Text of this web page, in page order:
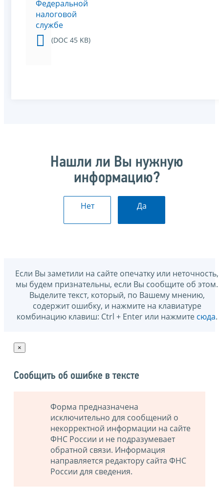
Федеральной
налоговой
службе
(DOC 45 KB)
Нашли ли Вы нужную
информацию?
Нет Да
Если Вы заметили на сайте опечатку или неточность,
мы будем признательны, если Вы сообщите об этом.
Выделите текст, который, по Вашему мнению,
содержит ошибку, и нажмите на клавиатуре
комбинацию клавиш: Ctrl + Enter или нажмите сюда.
×
Сообщить об ошибке в тексте
Форма предназначена
исключительно для сообщений о
некорректной информации на сайте
ФНС России и не подразумевает
обратной связи. Информация
направляется редактору сайта ФНС
России для сведения.